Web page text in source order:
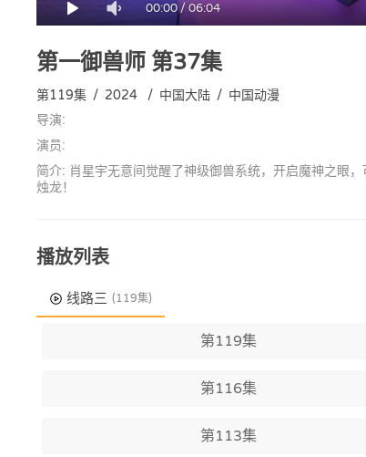
00:00/06:04
第一御兽师 第37集
第119集 / 2024 / 中国大陆 / 中国动漫
导演:
演员:
简介: 肖星宇无意间觉醒了神级御兽系统，开启魔神之眼
烛龙！
播放列表
线路三 (119集)
第119集
第116集
第113集